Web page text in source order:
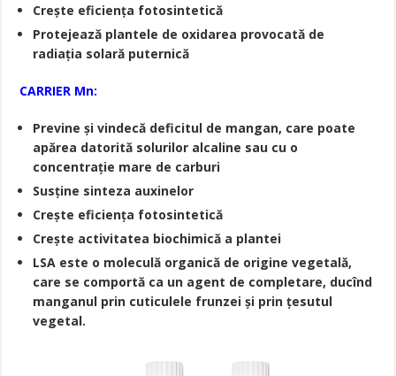
Crește eficiența fotosintetică
Protejează plantele de oxidarea provocată de
radiația solară puternică
CARRIER Mn:
Previne și vindecă deficitul de mangan, care poate
apărea datorită solurilor alcaline sau cu o
concentrație mare de carburi
Susține sinteza auxinelor
Crește eficiența fotosintetică
Crește activitatea biochimică a plantei
LSA este o moleculă organică de origine vegetală,
care se comportă ca un agent de completare, ducînd
manganul prin cuticulele frunzei și prin țesutul
vegetal.